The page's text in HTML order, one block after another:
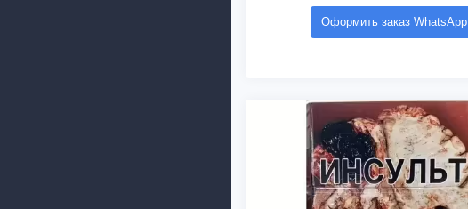
Оформить заказ WhatsApp